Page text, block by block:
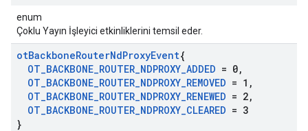
enum
Çoklu Yayın İşleyici etkinliklerini temsil eder.
otBackboneRouterNdProxyEvent{
OT_BACKBONE_ROUTER_NDPROXY_ADDED = 0,
OT_BACKBONE_ROUTER_NDPROXY_REMOVED = 1 ,
OT_BACKBONE_ROUTER_NDPROXY_RENEWED = 2,
OT_BACKBONE_ROUTER_NDPROXY_CLEARED = 3
}